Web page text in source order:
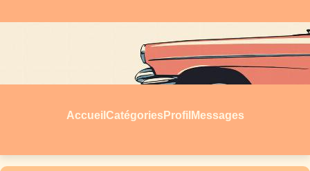
Accueil Catégories Profil Messages